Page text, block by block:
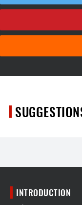
INTRODUCTION